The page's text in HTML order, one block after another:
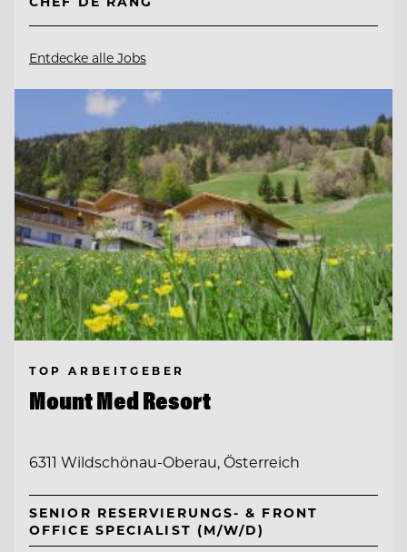
Entdecke alle Jobs
TOP ARBEITGEBER
Mount Med Resort
6311 Wildschönau-Oberau, Österreich
SENIOR RESERVIERUNGS- & FRONT
OFFICE SPECIALIST (M/W/D)